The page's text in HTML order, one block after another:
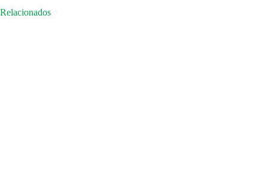
Relacionados